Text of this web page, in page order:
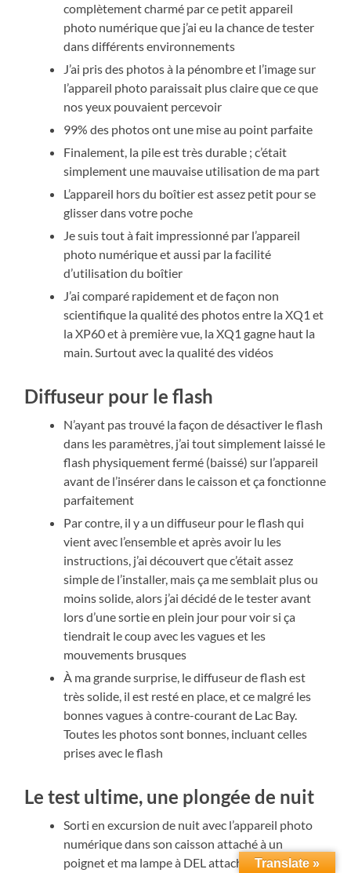
complètement charmé par ce petit appareil
photo numérique que j’ai eu la chance de tester
dans différents environnements
J’ai pris des photos à la pénombre et l’image sur
l’appareil photo paraissait plus claire que ce que
nos yeux pouvaient percevoir
99% des photos ont une mise au point parfaite
Finalement, la pile est très durable ; c’était
simplement une mauvaise utilisation de ma part
L’appareil hors du boîtier est assez petit pour se
glisser dans votre poche
Je suis tout à fait impressionné par l’appareil
photo numérique et aussi par la facilité
d’utilisation du boîtier
J’ai comparé rapidement et de façon non
scientifique la qualité des photos entre la XQ1 et
la XP60 et à première vue, la XQ1 gagne haut la
main. Surtout avec la qualité des vidéos
Diffuseur pour le flash
N’ayant pas trouvé la façon de désactiver le flash
dans les paramètres, j’ai tout simplement laissé le
flash physiquement fermé (baissé) sur l’appareil
avant de l’insérer dans le caisson et ça fonctionne
parfaitement
Par contre, il y a un diffuseur pour le flash qui
vient avec l’ensemble et après avoir lu les
instructions, j’ai découvert que c’était assez
simple de l’installer, mais ça me semblait plus ou
moins solide, alors j’ai décidé de le tester avant
lors d’une sortie en plein jour pour voir si ça
tiendrait le coup avec les vagues et les
mouvements brusques
À ma grande surprise, le diffuseur de flash est
très solide, il est resté en place, et ce malgré les
bonnes vagues à contre-courant de Lac Bay.
Toutes les photos sont bonnes, incluant celles
prises avec le flash
Le test ultime, une plongée de nuit
Sorti en excursion de nuit avec l’appareil photo
numérique dans son caisson attaché à un
poignet et ma lampe à DEL attachée à l’autre
Translate »